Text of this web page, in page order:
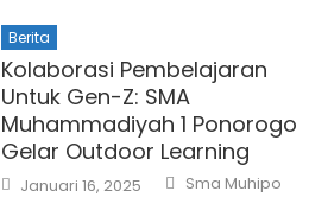
Berita
Kolaborasi Pembelajaran
Untuk Gen-Z: SMA
Muhammadiyah 1 Ponorogo
Gelar Outdoor Learning
Posted
on
Januari 16, 2025 Author
Sma Muhipo